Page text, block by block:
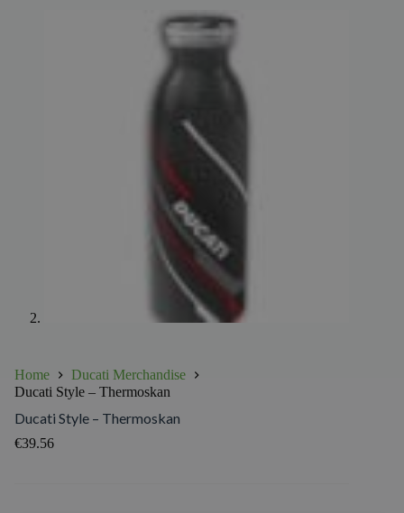
Home
Ducati Merchandise
Ducati Style – Thermoskan
Ducati Style – Thermoskan
€39.56